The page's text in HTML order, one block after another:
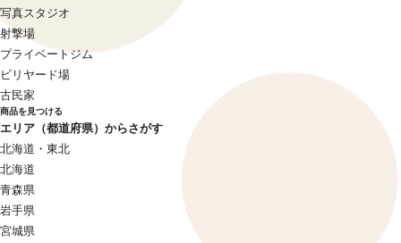
写真スタジオ
射撃場
プライベートジム
ビリヤード場
古民家
商品を見つける
エリア（都道府県）からさがす
北海道・東北
北海道
青森県
岩手県
宮城県